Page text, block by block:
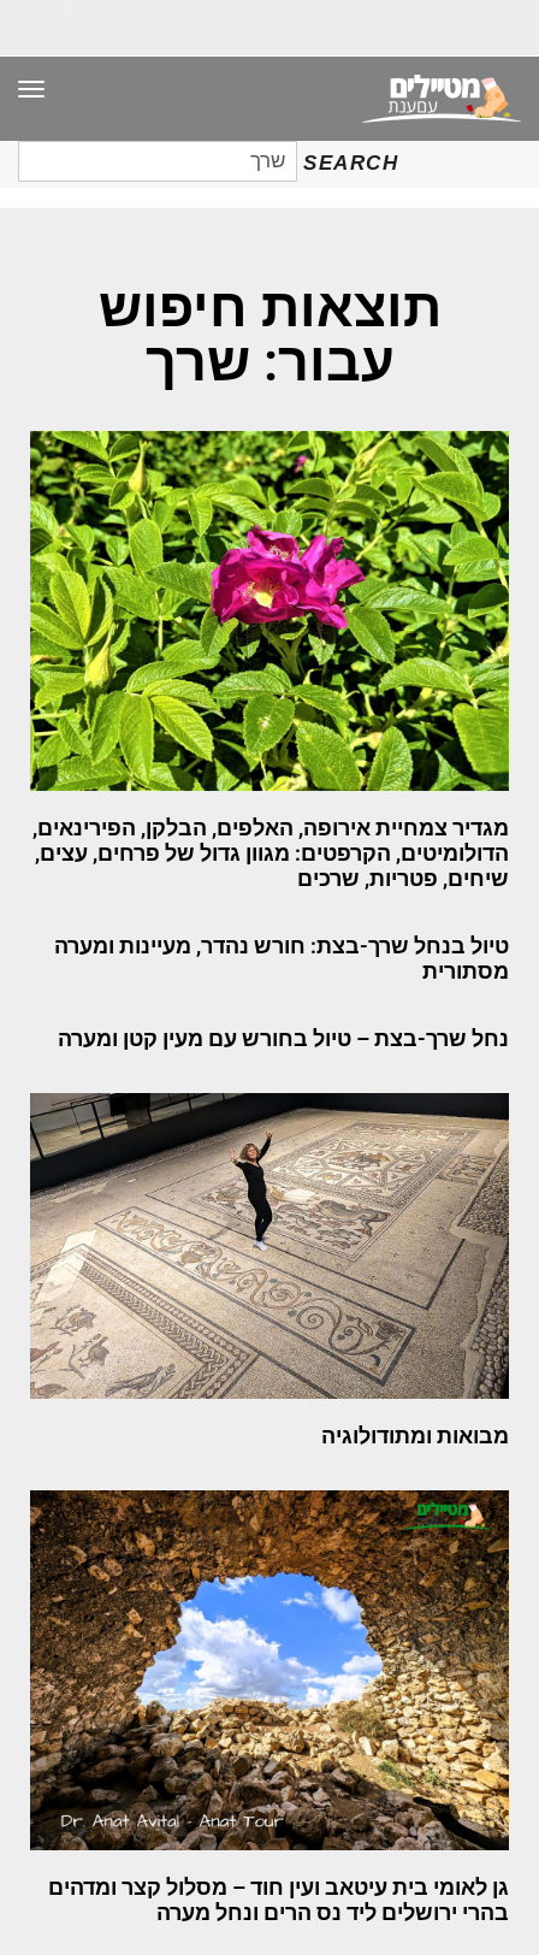
SEARCH
חיפוש
עבור:
תוצאות חיפוש
עבור: שרך
מגדיר צמחיית אירופה, האלפים, הבלקן, הפירינאים,
הדולומיטים, הקרפטים: מגוון גדול של פרחים, עצים,
שיחים, פטריות, שרכים
טיול בנחל שרך-בצת: חורש נהדר, מעיינות ומערה
מסתורית
נחל שרך-בצת – טיול בחורש עם מעין קטן ומערה
מבואות ומתודולוגיה
גן לאומי בית עיטאב ועין חוד – מסלול קצר ומדהים
בהרי ירושלים ליד נס הרים ונחל מערה